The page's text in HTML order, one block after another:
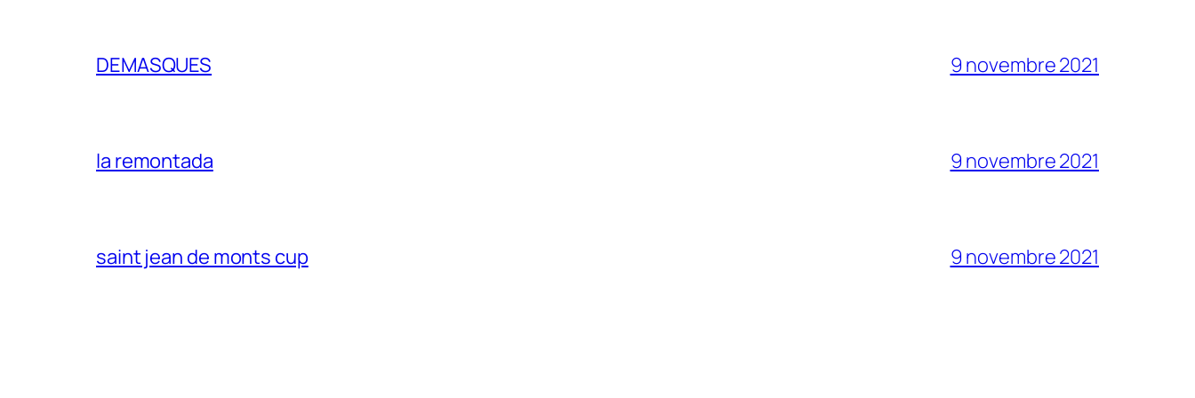
DEMASQUES 9 novembre 2021
la remontada 9 novembre 2021
saint jean de monts cup 9 novembre 2021